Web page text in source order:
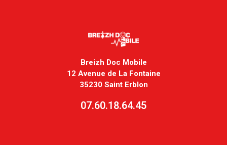
Breizh Doc Mobile
12 Avenue de La Fontaine
35230 Saint Erblon
07.60.18.64.45